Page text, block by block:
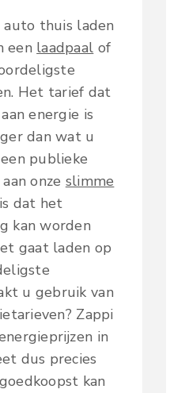
auto thuis laden
een laadpaal of
Het tarief dat
energie is
dan wat u
publieke
onze slimme
is dat het
kan worden
gaat laden op
u gebruik van
Zappi
in
dus precies
kan